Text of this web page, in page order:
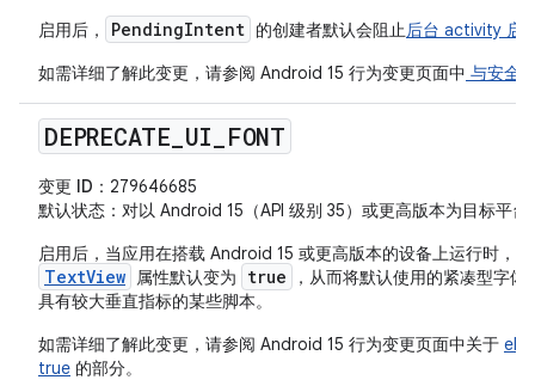
启用后，
PendingIntent 的创建者默认会阻止后台 activity 启
如需详细了解此变更，请参阅 Android 15 行为变更页面中 与安全
DEPRECATE UI FONT
变更 ID ：279646685
默认状态 ：对以 Android 15（API 级别 35）或更高版本为目标平
启用后，当应用在搭载 Android 15 或更高版本的设备上运行时，
TextView
属性默认变为 true
，从而将默认使用的紧凑型字
具有较大垂直指标的某些脚本。
如需详细了解此变更，请参阅 Android 15 行为变更页面中关于
true 的部分。